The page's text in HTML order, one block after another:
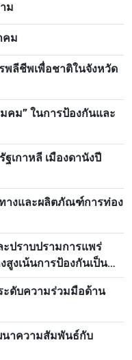
ม
คม
พลีชีพเพื่อชาติในจังหวัด
คม” ในการป้องกันและ
เกาหลี เมืองดานังปี
างและผลิตภัณฑ์การท่อง
ปราบปรามการแพร่
งเน้นการป้องกันเป็น
ะดับความร่วมมือด้าน
าความสัมพันธ์กับ